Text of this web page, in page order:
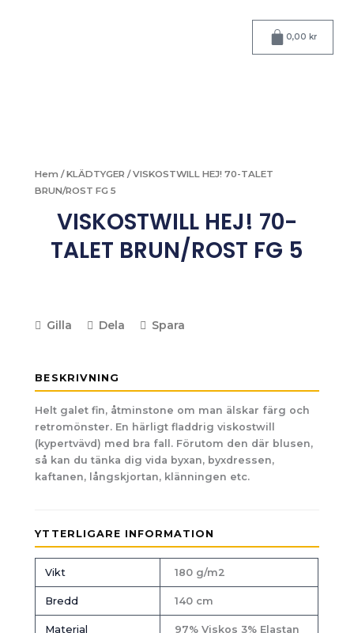
0,00 kr
Varukorg
Hem /KLÄDTYGER / VISKOSTWILL HEJ! 70-TALET
BRUN/ROST FG 5
VISKOSTWILL HEJ! 70-
TALET BRUN/ROST FG 5
Gilla Dela Spara
BESKRIVNING
Helt galet fin, åtminstone om man älskar färg och
retromönster. En härligt fladdrig viskostwill
(kypertvävd) med bra fall. Förutom den där blusen,
så kan du tänka dig vida byxan, byxdressen,
kaftanen, långskjortan, klänningen etc.
YTTERLIGARE INFORMATION
Vikt 180 g/m2
Bredd 140 cm
Material 97% Viskos 3% Elastan